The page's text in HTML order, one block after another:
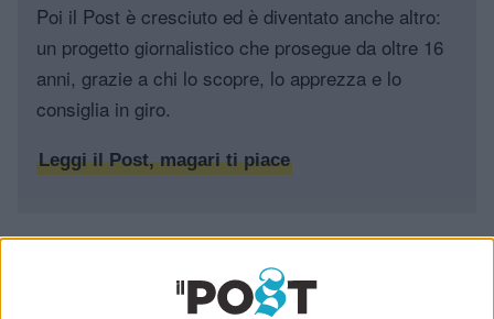
Poi il Post è cresciuto ed è diventato anche altro:
un progetto giornalistico che prosegue da oltre 16
anni, grazie a chi lo scopre, lo apprezza e lo
consiglia in giro.
Leggi il Post, magari ti piace